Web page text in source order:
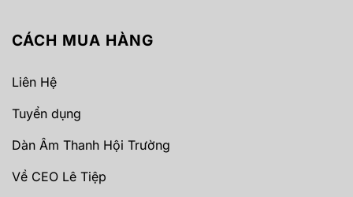
CÁCH MUA HÀNG
Liên Hệ
Tuyển dụng
Dàn Âm Thanh Hội Trường
Về CEO Lê Tiệp